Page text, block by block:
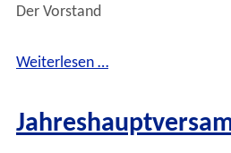
Der Vorstand
Weiterlesen …